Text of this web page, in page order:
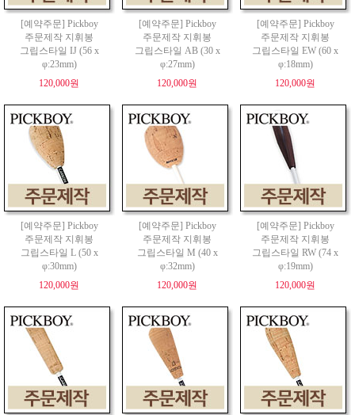
[예약주문] Pickboy
주문제작 지휘봉
그립스타일 IJ (56 x
φ:23mm)
120,000원
[예약주문] Pickboy
주문제작 지휘봉
그립스타일 AB (30 x
φ:27mm)
120,000원
[예약주문] Pickboy
주문제작 지휘봉
그립스타일 EW (60 x
φ:18mm)
120,000원
[예약주문] Pickboy
주문제작 지휘봉
그립스타일 L (50 x
φ:30mm)
120,000원
[예약주문] Pickboy
주문제작 지휘봉
그립스타일 M (40 x
φ:32mm)
120,000원
[예약주문] Pickboy
주문제작 지휘봉
그립스타일 RW (74 x
φ:19mm)
120,000원